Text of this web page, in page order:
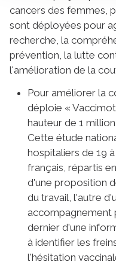
cancers des femmes,
sont déployées pour
recherche, la
prévention, la lutte
l'amélioration de la
Pour améliorer la
déploie «
hauteur de 1
Cette étude
hospitaliers de 19
français, répartis
d'une proposition
du travail, l'autre
accompagnement
dernier d'une
à identifier les
l'hésitation